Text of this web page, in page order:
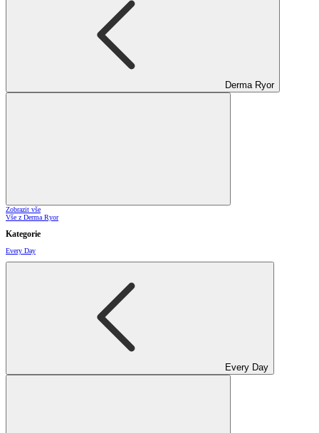
Derma Ryor
Zobrazit vše
Vše z Derma Ryor
Kategorie
Every Day
Every Day